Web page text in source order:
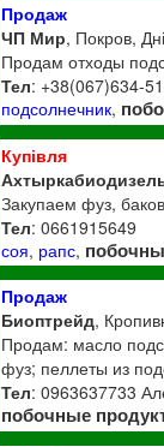
Продаж
ЧП Мир, Покров,
Продам отходы
Тел: +38(067)634-
подсолнечник,
Купівля
Закупаем фуз,
Тел: 0661915649
соя, рапс,
Продаж
Биоптрейд,
Продам: масло
фуз; пеллеты из
Тел: 0963637733
побочные